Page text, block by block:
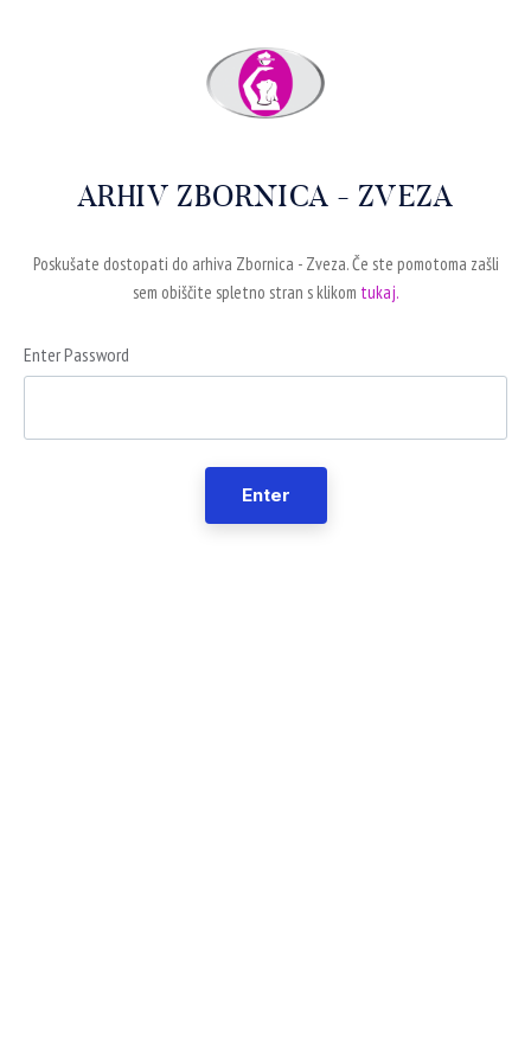
ARHIV ZBORNICA - ZVEZA
Poskušate dostopati do arhiva Zbornica - Zveza. Če ste pomotoma zašli
sem obiščite spletno stran s klikom tukaj.
Enter Password
Enter